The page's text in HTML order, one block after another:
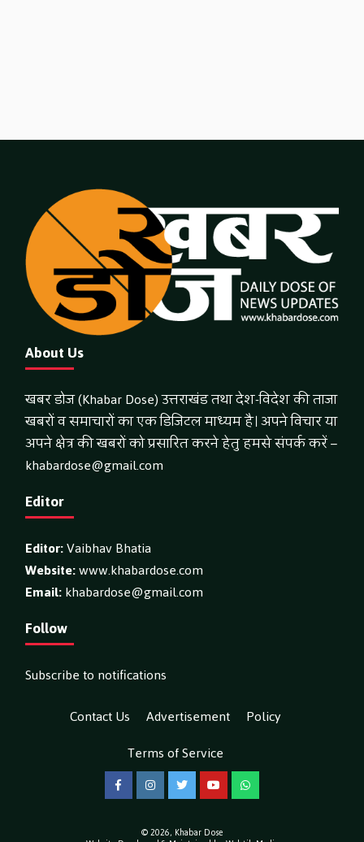
About Us
खबर डोज (Khabar Dose) उत्तराखंड तथा देश-विदेश की ताजा
खबरों व समाचारों का एक डिजिटल माध्यम है। अपने विचार या
अपने क्षेत्र की खबरों को प्रसारित करने हेतु हमसे संपर्क करें –
khabardose@gmail.com
Editor
Editor:Vaibhav Bhatia
Website:www.khabardose.com
Email:khabardose@gmail.com
Follow
Subscribe to notifications
Contact Us
Advertisement
Policy
Terms of Service
FacebookInstagramTwitterYouTubeWhatsApp
© 2026, Khabar Dose